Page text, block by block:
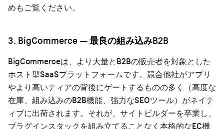
めもご覧ください。
3. BigCommerce — 最良の組み込みB2B
BigCommerceは、より大量とB2Bの販売者を対象とした
ホスト型SaaSプラットフォームです。競合他社がアプリ
やより高いティアの背後にゲートするものの多く（高度な
在庫、組み込みのB2B機能、強力なSEOツール）がネイテ
ィブに出荷されます。それが、サイトビルダーを卒業し、
プラグインスタックを組み立てることなく本格的なEC機